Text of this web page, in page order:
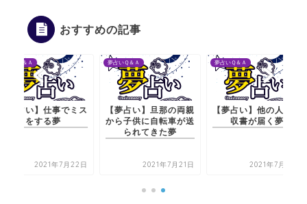
おすすめの記事
夢占いＱ＆Ａ
【夢占い】旦那の両親
から子供に自転車が送
2021年7月21日
夢占いＱ＆Ａ
【夢占い】他の人の領
収書が届く夢
2021年7月21日
夢占いＱ＆Ａ
【夢占い】仕事でミス
2021年7月22日